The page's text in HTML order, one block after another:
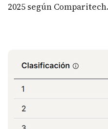
2025 según Comparitech.